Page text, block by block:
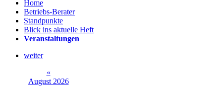
Home
Betriebs-Berater
Standpunkte
Blick ins aktuelle Heft
Veranstaltungen
weiter
«
August 2026